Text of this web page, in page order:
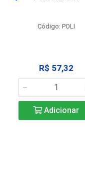
Código: POLI
R$ 57,32
Adicionar